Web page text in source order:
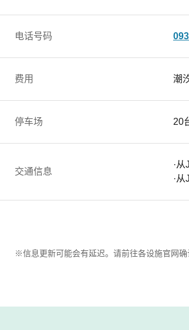
电话号码
费用 潮
停车场 20
交通信息
·
·
※信息更新可能会有延迟。请前往各设施官网确